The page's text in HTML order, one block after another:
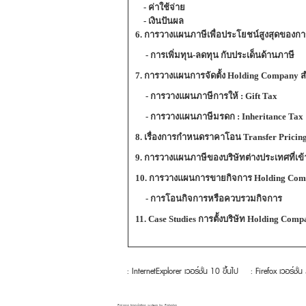
- ค่าใช้จ่าย
- เงินปันผล
6. การวางแผนภาษีเพื่อประโยชน์สูงสุดของก
- การเพิ่มทุน-ลดทุน กับประเด็นด้านภาษี
7. การวางแผนการจัดตั้ง Holding Company
- การวางแผนภาษีการให้ : Gift Tax
- การวางแผนภาษีมรดก : Inheritance Tax
8. เรื่องการกำหนดราคาโอน Transfer
9. การวางแผนภาษีของบริษัทต่างประเทศที่เ
10. การวางแผนการขายกิจการ Holding
- การโอนกิจการหรือควบรวมกิจการ
11. Case Studies การตั้งบริษัท Holding
: InternetExplorer เวอร์ชั่น 10 ขึ้นไป : Firefox เวอร์ชั่